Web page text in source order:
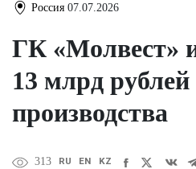
Россия 07.07.2026
ГК «Молвест»
13 млрд рублей
производства
313 RU EN KZ